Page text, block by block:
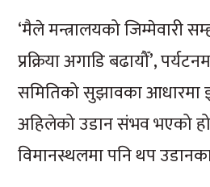
‘मैले मन्त्रालयको जिम्मेवारी
प्रक्रिया अगाडि बढायौँ’,
समितिको सुझावका आधारमा
अहिलेको उडान संभव भएको हो।’
विमानस्थलमा पनि थप